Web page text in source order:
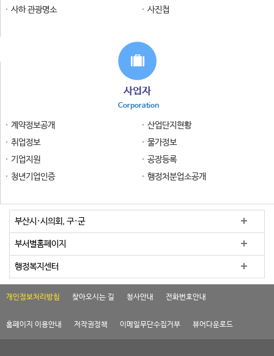
사하 관광명소
사진첩
사업자
Corporation
계약정보공개
산업단지현황
취업정보
물가정보
기업지원
공장등록
청년기업인증
행정처분업소공개
부산시·시의회, 구·군
부서별홈페이지
행정복지센터
개인정보처리방침 찾아오시는 길 청사안내 전화번호안내
홈페이지 이용안내 저작권정책 이메일무단수집거부 뷰어다운로드